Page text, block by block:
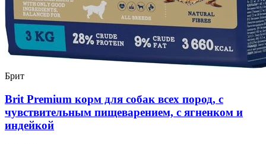
Брит
Brit Premium корм для собак всех пород, с
чувствительным пищеварением, с ягненком и
индейкой